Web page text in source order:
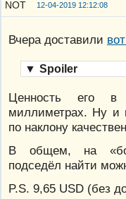
12-04-2019 12:12:08
Вчера доставили
▼ Spoiler
Ценность его
миллиметрах. Ну и
по наклону
В общем, на
подседёл найти
P.S. 9,65 USD (без